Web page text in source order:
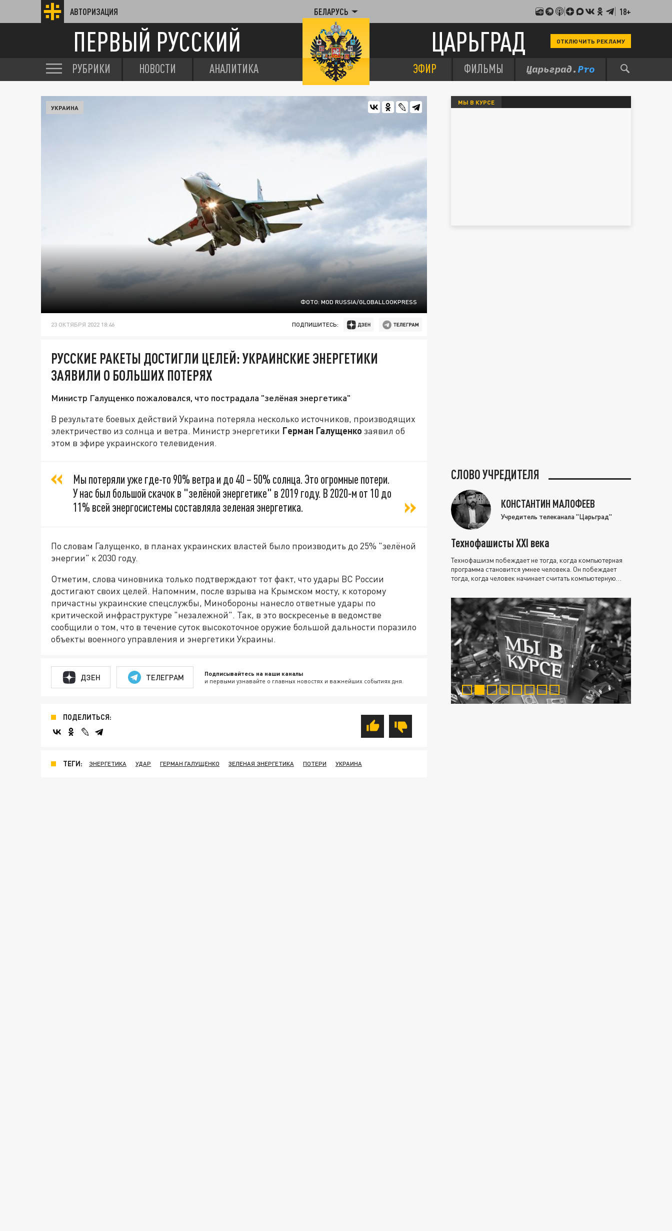
АВТОРИЗАЦИЯ БЕЛАРУСЬ 18+
ПЕРВЫЙ РУССКИЙ ЦАРЬГРАД ОТКЛЮЧИТЬ РЕКЛАМУ
РУБРИКИ НОВОСТИ АНАЛИТИКА ЭФИР ФИЛЬМЫ
ФОТО: MOD RUSSIA/GLOBALLOOKPRESS
УКРАИНА
23 ОКТЯБРЯ 2022 18:46 ПОДПИШИТЕСЬ:
РУССКИЕ РАКЕТЫ ДОСТИГЛИ ЦЕЛЕЙ: УКРАИНСКИЕ ЭНЕРГЕТИКИ
ЗАЯВИЛИ О БОЛЬШИХ ПОТЕРЯХ
Министр Галущенко пожаловался, что пострадала "зелёная энергетика"
В результате боевых действий Украина потеряла несколько источников, производящих
электричество из солнца и ветра. Министр энергетики Герман Галущенко заявил об
этом в эфире украинского телевидения.
Мы потеряли уже где-то 90% ветра и до 40 – 50% солнца. Это огромные потери.
У нас был большой скачок в "зелёной энергетике" в 2019 году. В 2020-м от 10 до
11% всей энергосистемы составляла зеленая энергетика.
По словам Галущенко, в планах украинских властей было производить до 25% "зелёной
энергии" к 2030 году.
Отметим, слова чиновника только подтверждают тот факт, что удары ВС России
достигают своих целей. Напомним, после взрыва на Крымском мосту, к которому
причастны украинские спецслужбы, Минобороны нанесло ответные удары по
критической инфраструктуре "незалежной". Так, в это воскресенье в ведомстве
сообщили о том, что в течение суток высокоточное оружие большой дальности поразило
объекты военного управления и энергетики Украины.
ДЗЕН ТЕЛЕГРАМ Подписывайтесь на наши каналы
и первыми узнавайте о главных новостях и важнейших событиях дня.
ПОДЕЛИТЬСЯ:
ТЕГИ: ЭНЕРГЕТИКА УДАР ГЕРМАН ГАЛУЩЕНКО ЗЕЛЕНАЯ ЭНЕРГЕТИКА ПОТЕРИ УКРАИНА
МЫ В КУРСЕ
СЛОВО УЧРЕДИТЕЛЯ
КОНСТАНТИН МАЛОФЕЕВ
Учредитель телеканала "Царьград"
Технофашисты XXI века
Технофашизм побеждает не тогда, когда компьютерная
программа становится умнее человека. Он побеждает
тогда, когда человек начинает считать компьютерную